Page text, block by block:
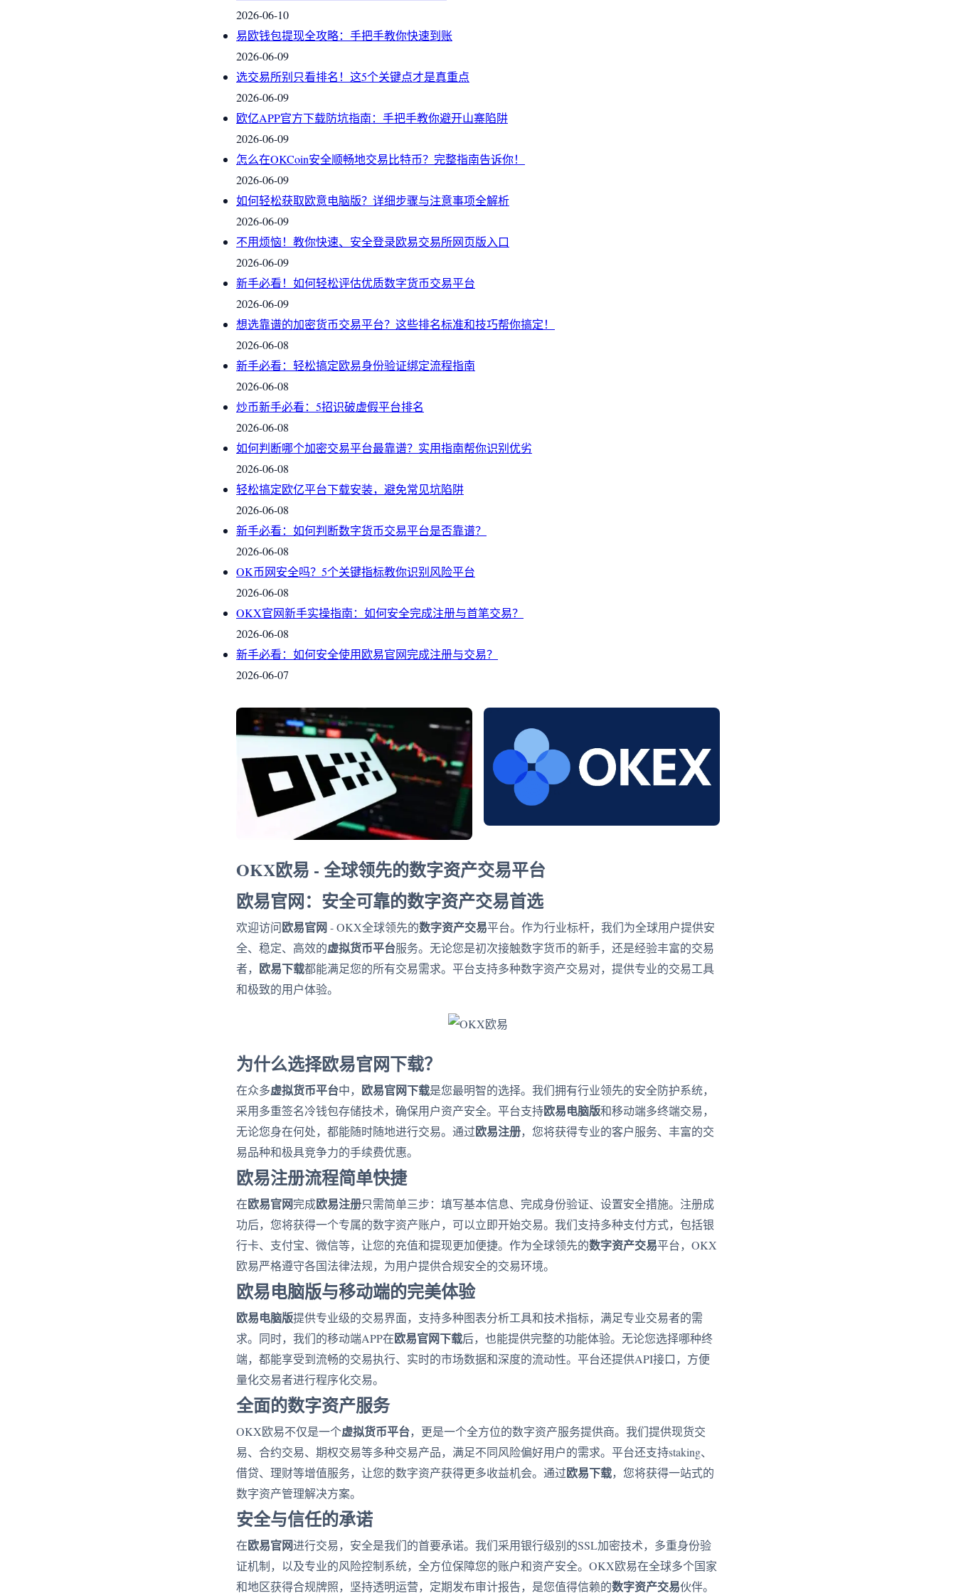
2026-06-10
易欧钱包提现全攻略：手把手教你快速到账
2026-06-09
选交易所别只看排名！这5个关键点才是真重点
2026-06-09
欧亿APP官方下载防坑指南：手把手教你避开山寨陷阱
2026-06-09
怎么在OKCoin安全顺畅地交易比特币？完整指南告诉你！
2026-06-09
如何轻松获取欧意电脑版？详细步骤与注意事项全解析
2026-06-09
不用烦恼！教你快速、安全登录欧易交易所网页版入口
2026-06-09
新手必看！如何轻松评估优质数字货币交易平台
2026-06-09
想选靠谱的加密货币交易平台？这些排名标准和技巧帮你搞定！
2026-06-08
新手必看：轻松搞定欧易身份验证绑定流程指南
2026-06-08
炒币新手必看：5招识破虚假平台排名
2026-06-08
如何判断哪个加密交易平台最靠谱？实用指南帮你识别优劣
2026-06-08
轻松搞定欧亿平台下载安装，避免常见坑陷阱
2026-06-08
新手必看：如何判断数字货币交易平台是否靠谱？
2026-06-08
OK币网安全吗？5个关键指标教你识别风险平台
2026-06-08
OKX官网新手实操指南：如何安全完成注册与首笔交易？
2026-06-08
新手必看：如何安全使用欧易官网完成注册与交易？
2026-06-07
OKX欧易 - 全球领先的数字资产交易平台
欧易官网：安全可靠的数字资产交易首选
欢迎访问欧易官网- OKX全球领先的数字资产交易平台。作为行业标杆，我们为全球用户提供安
全、稳定、高效的虚拟货币平台服务。无论您是初次接触数字货币的新手，还是经验丰富的交易
者， 欧易下载都能满足您的所有交易需求。平台支持多种数字资产交易对，提供专业的交易工具
和极致的用户体验。
为什么选择欧易官网下载？
在众多虚拟货币平台中， 欧易官网下载是您最明智的选择。我们拥有行业领先的安全防护系统，
采用多重签名冷钱包存储技术，确保用户资产安全。平台支持欧易电脑版和移动端多终端交易，
无论您身在何处，都能随时随地进行交易。通过欧易注册，您将获得专业的客户服务、丰富的交
易品种和极具竞争力的手续费优惠。
欧易注册流程简单快捷
在欧易官网完成欧易注册只需简单三步：填写基本信息、完成身份验证、设置安全措施。注册成
功后，您将获得一个专属的数字资产账户，可以立即开始交易。我们支持多种支付方式，包括银
行卡、支付宝、微信等，让您的充值和提现更加便捷。作为全球领先的数字资产交易平台，OKX
欧易严格遵守各国法律法规，为用户提供合规安全的交易环境。
欧易电脑版与移动端的完美体验
欧易电脑版提供专业级的交易界面，支持多种图表分析工具和技术指标，满足专业交易者的需
求。同时，我们的移动端APP在欧易官网下载后，也能提供完整的功能体验。无论您选择哪种终
端，都能享受到流畅的交易执行、实时的市场数据和深度的流动性。平台还提供API接口，方便
量化交易者进行程序化交易。
全面的数字资产服务
OKX欧易不仅是一个虚拟货币平台，更是一个全方位的数字资产服务提供商。我们提供现货交
易、合约交易、期权交易等多种交易产品，满足不同风险偏好用户的需求。平台还支持staking、
借贷、理财等增值服务，让您的数字资产获得更多收益机会。通过欧易下载，您将获得一站式的
数字资产管理解决方案。
安全与信任的承诺
在欧易官网进行交易，安全是我们的首要承诺。我们采用银行级别的SSL加密技术，多重身份验
证机制，以及专业的风险控制系统，全方位保障您的账户和资产安全。OKX欧易在全球多个国家
和地区获得合规牌照，坚持透明运营，定期发布审计报告，是您值得信赖的数字资产交易伙伴。